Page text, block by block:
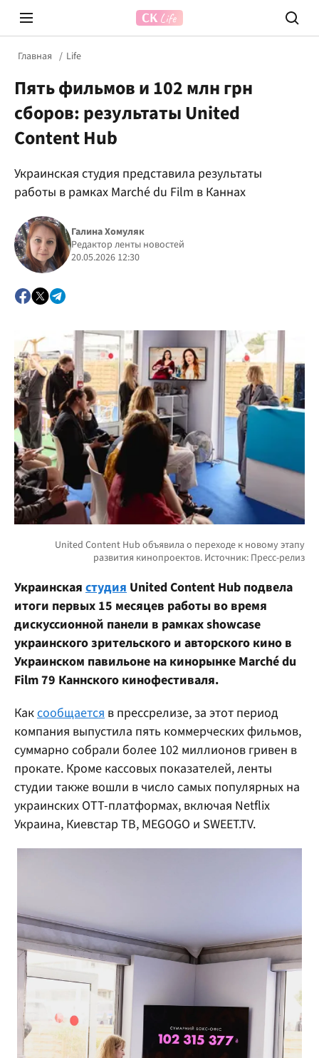
Prosecco Time
Главная Life
Пять фильмов и 102 млн грн
сборов: результаты United
Content Hub
Украинская студия представила результаты
работы в рамках Marché du Film в Каннах
Галина Хомуляк
Редактор ленты новостей
20.05.2026 12:30
Украинская студия United Content Hub подвела
итоги первых 15 месяцев работы во время
дискуссионной панели в рамках showcase
украинского зрительского и авторского кино в
Украинском павильоне на кинорынке Marché du
Film 79 Каннского кинофестиваля.
Каксообщается в прессрелизе, за этот период
компания выпустила пять коммерческих фильмов,
суммарно собрали более 102 миллионов гривен в
прокате. Кроме кассовых показателей, ленты
студии также вошли в число самых популярных на
украинских OTT-платформах, включая Netflix
Украина, Киевстар ТВ, MEGOGO и SWEET.TV.